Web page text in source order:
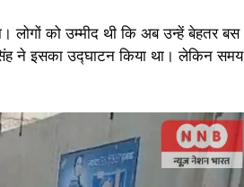
को उम्मीद थी कि अब उन्हें बेहतर बस
ने इसका उद्घाटन किया था। लेकिन समय